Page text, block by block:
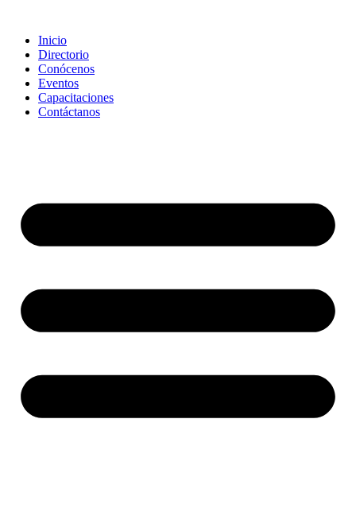
contenido
Inicio
Directorio
Conócenos
Eventos
Capacitaciones
Contáctanos